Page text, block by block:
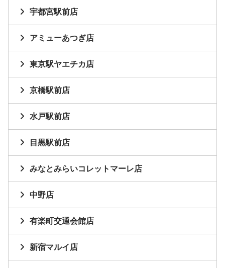
宇都宮駅前店
アミューあつぎ店
東京駅ヤエチカ店
京橋駅前店
水戸駅前店
目黒駅前店
みなとみらいコレットマーレ店
中野店
有楽町交通会館店
新宿マルイ店